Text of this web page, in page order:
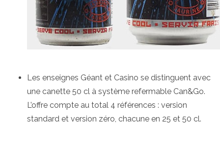
Les enseignes Géant et Casino se distinguent avec
une canette 50 cl à système refermable Can&Go.
L’offre compte au total 4 références : version
standard et version zéro, chacune en 25 et 50 cl.